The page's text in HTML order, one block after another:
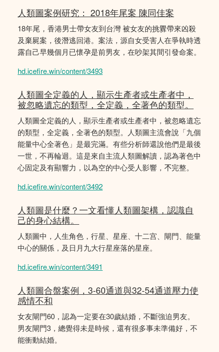
人類圖案例研究： 2018年尾案 陳同佳案
18年尾，香港男士帶女友到台灣 被女友的挑釁帶來凶殺
及棄屍案，後潛逃回港。案法，源自女受害人在爭執時透
露自己早幾個月已懷孕是前男友，在吵架其間引發命案。
hd.icefire.win/content/3493
人類圖全定義的人，顯示生產者或生產者中，
被忽略遺忘的類型，全定義，全著色的類型。
人類圖全定義的人，顯示生產者或生產者中，被忽略遺忘
的類型，全定義，全著色的類型。人類圖主流會說「九個
能量中心全著色」是最完滿。有些分析師還說他們是最後
一世，不再輪迴。這是來自主流人類圖解讀，認為著色中
心固定及有顯響力，以為空的中心受人影響，𣎴完整。
hd.icefire.win/content/3492
人類圖是什麼？一文看懂人類圖架構，認識自
己的身心結構。
人類圖中，人生角色，行星、星座、十二宫、閘門、能量
中心的關係，及日月九大行星座落的星座。
hd.icefire.win/content/3491
人類圖合盤案例，3-60通道與32-54通道壓力使
感情不和
女友閘門60，認為一定要在30歲結婚，不斷強迫男友。
男友閘門3，總覺得未是時候，還有很多事未準備好，不
能衝動結婚。